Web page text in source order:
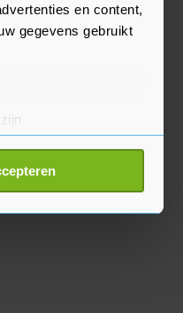
en content,
gegevens gebruikt